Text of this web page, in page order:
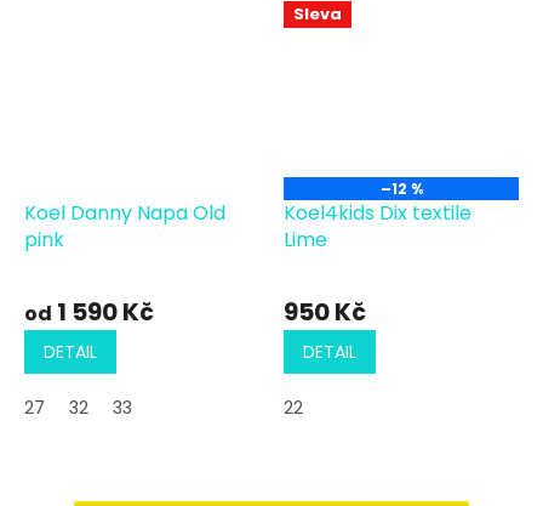
Koel Danny Napa Old
pink
od 1 590 Kč
DETAIL
27 32 33
Sleva
–12 %
Koel4kids Dix textile
Lime
950 Kč
DETAIL
22